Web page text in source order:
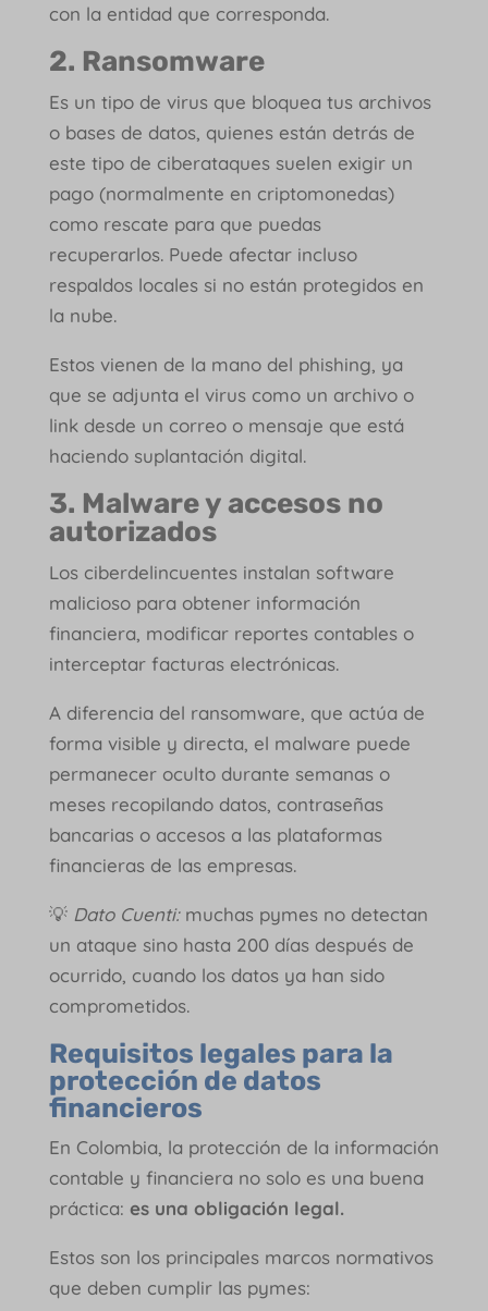
con la entidad que corresponda.
2. Ransomware
Es un tipo de virus que bloquea tus archivos
o bases de datos, quienes están detrás de
este tipo de ciberataques suelen exigir un
pago (normalmente en criptomonedas)
como rescate para que puedas
recuperarlos. Puede afectar incluso
respaldos locales si no están protegidos en
la nube.
Estos vienen de la mano del phishing, ya
que se adjunta el virus como un archivo o
link desde un correo o mensaje que está
haciendo suplantación digital.
3. Malware y accesos no
autorizados
Los ciberdelincuentes instalan software
malicioso para obtener información
financiera, modificar reportes contables o
interceptar facturas electrónicas.
A diferencia del ransomware, que actúa de
forma visible y directa, el malware puede
permanecer oculto durante semanas o
meses recopilando datos, contraseñas
bancarias o accesos a las plataformas
financieras de las empresas.
💡 Dato Cuenti:muchas pymes no detectan
un ataque sino hasta 200 días después de
ocurrido, cuando los datos ya han sido
comprometidos.
Requisitos legales para la
protección de datos
financieros
En Colombia, la protección de la información
contable y financiera no solo es una buena
práctica: es una obligación legal.
Estos son los principales marcos normativos
que deben cumplir las pymes: